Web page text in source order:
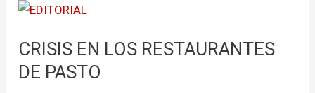
CRISIS EN LOS RESTAURANTES
DE PASTO
CRISIS
LOS
RESTAURANTES